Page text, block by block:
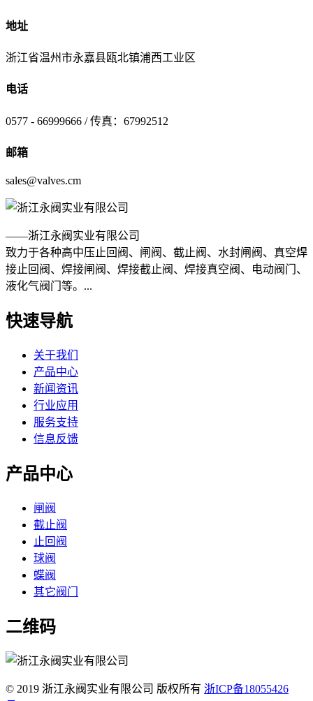
地址
浙江省温州市永嘉县瓯北镇浦西工业区
电话
0577 - 66999666 / 传真：67992512
邮箱
sales@valves.cm
——浙江永阀实业有限公司
致力于各种高中压止回阀、闸阀、截止阀、水封闸阀、真空焊
接止回阀、焊接闸阀、焊接截止阀、焊接真空阀、电动阀门、
液化气阀门等。...
快速导航
关于我们
产品中心
新闻资讯
行业应用
服务支持
信息反馈
产品中心
闸阀
截止阀
止回阀
球阀
蝶阀
其它阀门
二维码
© 2019 浙江永阀实业有限公司 版权所有 浙ICP备18055426